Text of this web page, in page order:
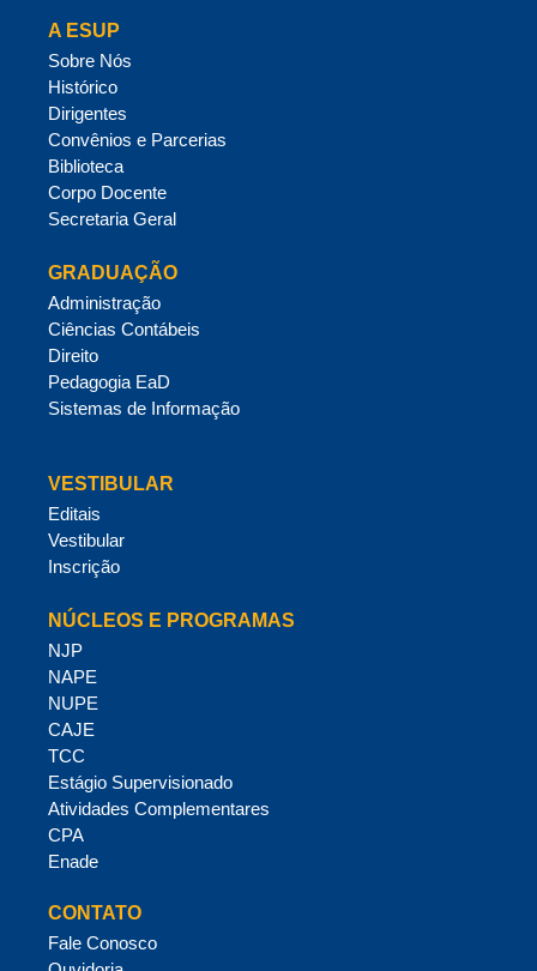
A ESUP
Sobre Nós
Histórico
Dirigentes
Convênios e Parcerias
Biblioteca
Corpo Docente
Secretaria Geral
GRADUAÇÃO
Administração
Ciências Contábeis
Direito
Pedagogia EaD
Sistemas de Informação
VESTIBULAR
Editais
Vestibular
Inscrição
NÚCLEOS E PROGRAMAS
NJP
NAPE
NUPE
CAJE
TCC
Estágio Supervisionado
Atividades Complementares
CPA
Enade
CONTATO
Fale Conosco